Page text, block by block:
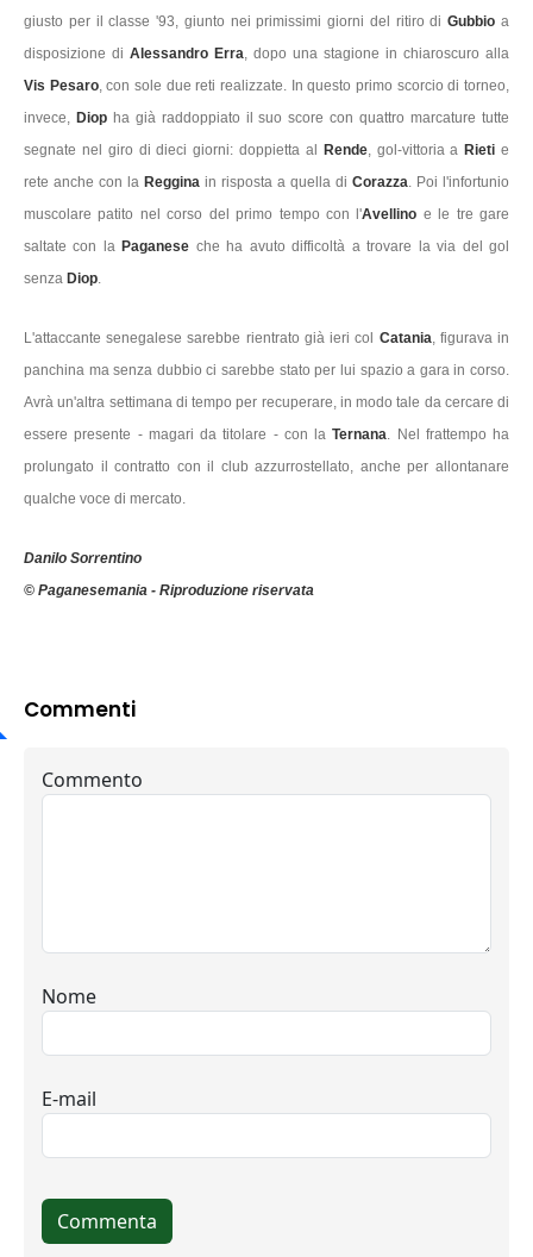
giusto per il classe '93, giunto nei primissimi giorni del ritiro diGubbioa
disposizione di Alessandro Erra, dopo una stagione in chiaroscuro alla
Vis Pesaro, con sole due reti realizzate. In questo primo scorcio di torneo,
invece, Diop ha già raddoppiato il suo score con quattro marcature tutte
segnate nel giro di dieci giorni: doppietta al
Rende, gol-vittoria a Rietie
rete anche con la Reggina in risposta a quella di Corazza. Poi l'infortunio
muscolare patito nel corso del primo tempo con l'Avellino e le tre gare
saltate con la Paganese che ha avuto difficoltà a trovare la via del gol
senza Diop.
L'attaccante senegalese sarebbe rientrato già ieri col Catania, figurava in
panchina ma senza dubbio ci sarebbe stato per lui spazio a gara in corso.
Avrà un'altra settimana di tempo per recuperare, in modo tale da cercare di
essere presente - magari da titolare - con laTernana. Nel frattempo ha
prolungato il contratto con il club azzurrostellato, anche per allontanare
qualche voce di mercato.
Danilo Sorrentino
© Paganesemania - Riproduzione riservata
Commenti